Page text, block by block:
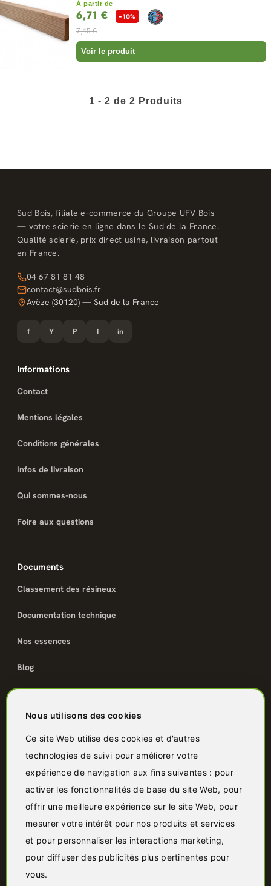
Nous utilisons des cookies
Ce site Web utilise des cookies et d'autres
technologies de suivi pour améliorer votre
expérience de navigation aux fins suivantes : pour
activer les fonctionnalités de base du site Web, pour
offrir une meilleure expérience sur le site Web, pour
mesurer votre intérêt pour nos produits et services
et pour personnaliser les interactions marketing,
pour diffuser des publicités plus pertinentes pour
vous.
À partir de
6,71 €
-10%
7,45 €
Voir le produit
1 - 2 de 2 Produits
Sud Bois, filiale e-commerce du Groupe UFV Bois
— votre scierie en ligne dans le Sud de la France.
Qualité scierie, prix direct usine, livraison partout
en France.
04 67 81 81 48
contact@sudbois.fr
Avèze (30120) — Sud de la France
f Y P I in
Informations
Contact
Mentions légales
Conditions générales
Infos de livraison
Qui sommes-nous
Foire aux questions
Documents
Classement des résineux
Documentation technique
Nos essences
Blog
Catalogue
Terrasse bois
Bardage bois
Charpente & ossature
Quincaillerie
Panneaux & isolants
Granulés & bûches